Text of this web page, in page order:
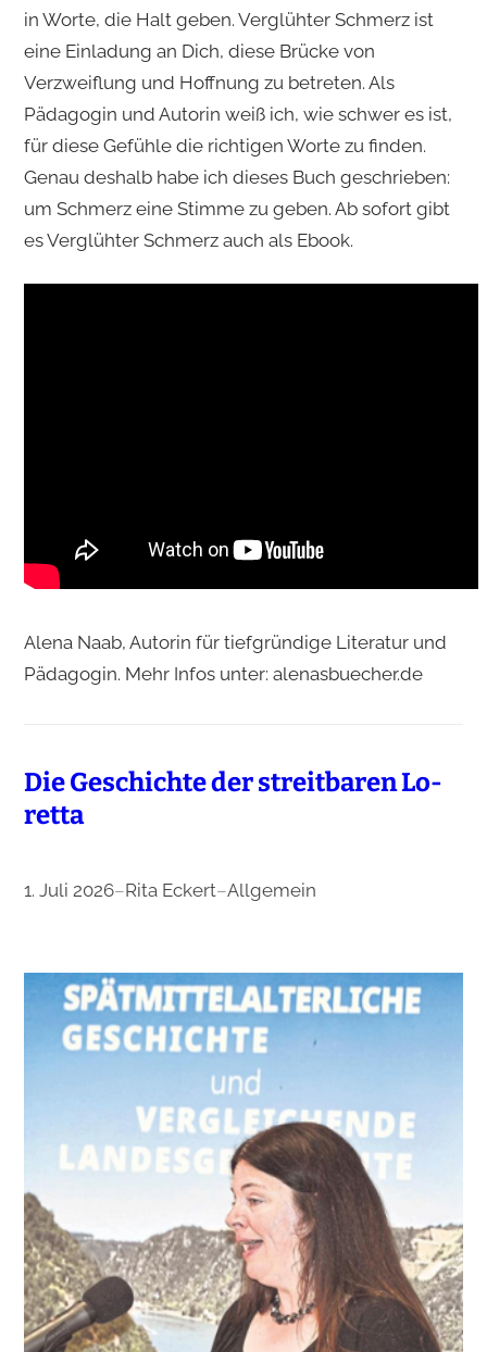
in Worte, die Halt geben. Verglühter Schmerz ist
eine Einladung an Dich, diese Brücke von
Verzweiflung und Hoffnung zu betreten. Als
Pädagogin und Autorin weiß ich, wie schwer es ist,
für diese Gefühle die richtigen Worte zu finden.
Genau deshalb habe ich dieses Buch geschrieben:
um Schmerz eine Stimme zu geben. Ab sofort gibt
es Verglühter Schmerz auch als Ebook.
Alena Naab, Autorin für tiefgründige Literatur und
Pädagogin. Mehr Infos unter: alenasbuecher.de
Die Ge­schich­te der streit­ba­ren Lo­
ret­ta
1. Juli 2026–Rita Eckert–Allgemein